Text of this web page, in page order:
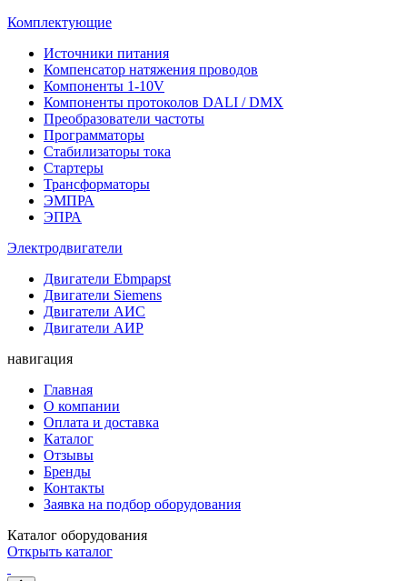
Комплектующие
Источники питания
Компенсатор натяжения проводов
Компоненты 1-10V
Компоненты протоколов DALI / DMX
Преобразователи частоты
Программаторы
Стабилизаторы тока
Стартеры
Трансформаторы
ЭМПРА
ЭПРА
Электродвигатели
Двигатели Ebmpapst
Двигатели Siemens
Двигатели АИС
Двигатели АИР
навигация
Главная
О компании
Оплата и доставка
Каталог
Отзывы
Бренды
Контакты
Заявка на подбор оборудования
Каталог оборудования
Открыть каталог